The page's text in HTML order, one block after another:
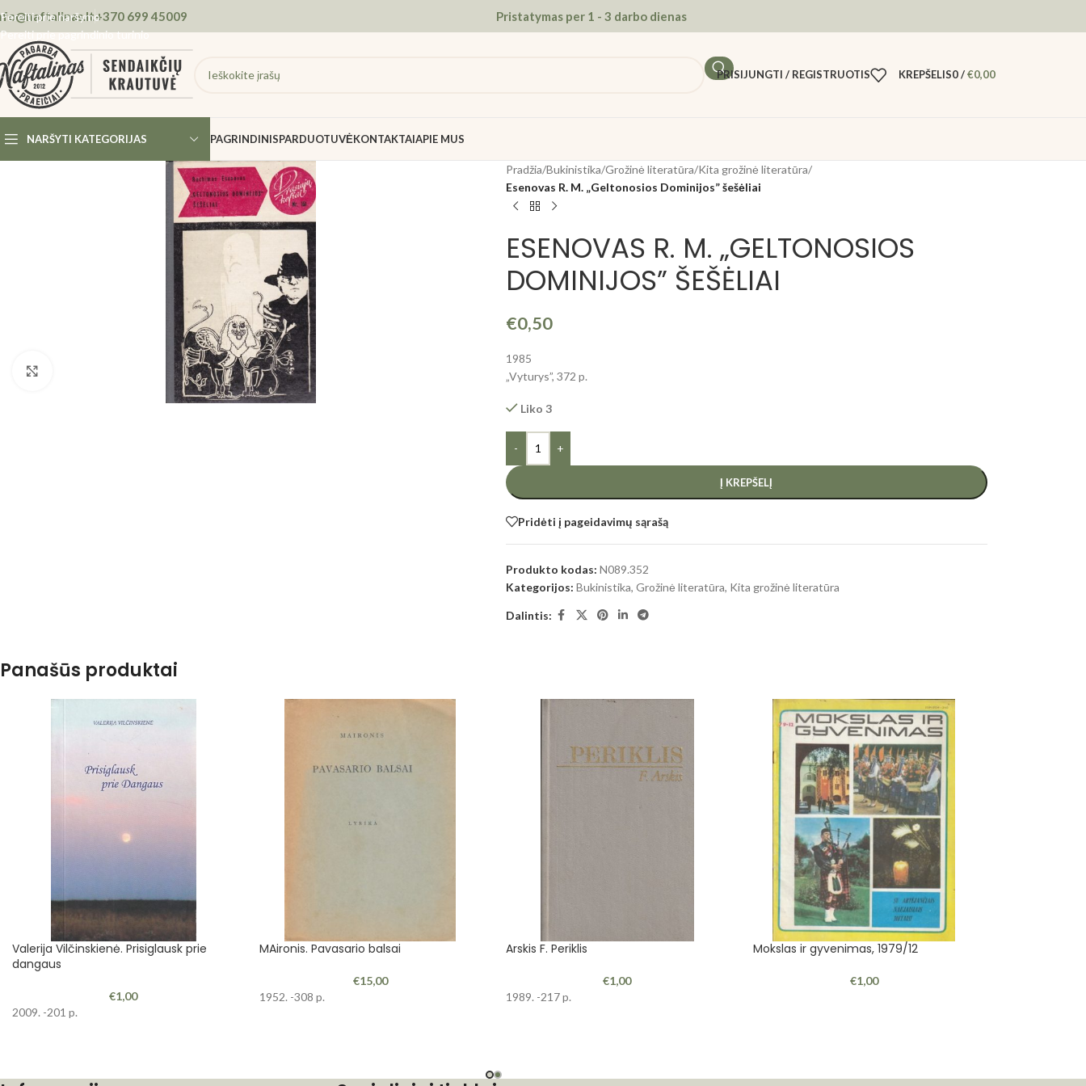
Pereiti prie naršymo
Pereiti prie pagrindinio turinio
+370 699 45009 Pristatymas per 1 - 3 darbo dienas
PRISIJUNGTI / REGISTRUOTIS KREPŠELIS0/€0,00
NARŠYTI KATEGORIJAS PAGRINDINISPARDUOTUVĖKONTAKTAIAPIE MUS
Spustelėkite, kad padidintumėte
Pradžia/Bukinistika/Grožinė literatūra/Kita grožinė literatūra/
Esenovas R. M. „Geltonosios Dominijos” šešėliai
ESENOVAS R. M. „GELTONOSIOS
DOMINIJOS” ŠEŠĖLIAI
€0,50
1985
„Vyturys”, 372 p.
Liko 3
- +
Į KREPŠELĮ
Pridėti į pageidavimų sąrašą
Produkto kodas: N089.352
Kategorijos: Bukinistika, Grožinė literatūra, Kita grožinė literatūra
Dalintis:
Panašūs produktai
Valerija Vilčinskienė. Prisiglausk prie
dangaus
€1,00
2009. -201 p.
MAironis. Pavasario balsai
€15,00
1952. -308 p.
Arskis F. Periklis
€1,00
1989. -217 p.
Mokslas ir gyvenimas, 1979/12
€1,00